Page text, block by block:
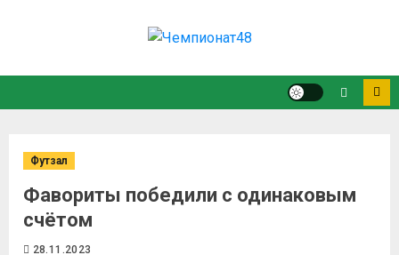
Футзал
Фавориты победили с одинаковым
счётом
28.11.2023